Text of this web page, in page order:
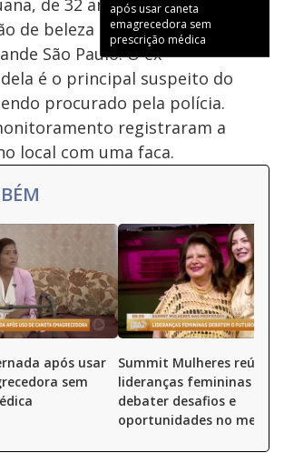
após usar caneta
emagrecedora sem
prescrição médica
de 32 anos, foi assassinada
de beleza onde trabalhava em
São Paulo. O ex-
é o principal suspeito do
procurado pela polícia.
registraram a
local com uma faca.
após usar
sem
Summit Mulheres reúne
lideranças femininas para
debater desafios e
oportunidades no